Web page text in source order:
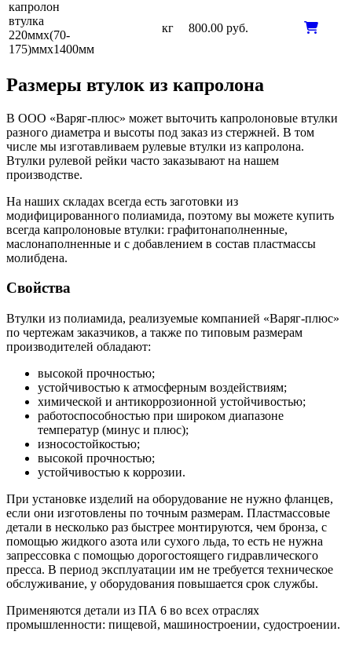
капролон
втулка
220ммх(70-
175)ммх1400мм
кг 800.00 руб.
Размеры втулок из капролона
В ООО «Варяг-плюс» может выточить капролоновые втулки
разного диаметра и высоты под заказ из стержней. В том
числе мы изготавливаем рулевые втулки из капролона.
Втулки рулевой рейки часто заказывают на нашем
производстве.
На наших складах всегда есть заготовки из
модифицированного полиамида, поэтому вы можете купить
всегда капролоновые втулки: графитонаполненные,
маслонаполненные и с добавлением в состав пластмассы
молибдена.
Свойства
Втулки из полиамида, реализуемые компанией «Варяг-плюс»
по чертежам заказчиков, а также по типовым размерам
производителей обладают:
высокой прочностью;
устойчивостью к атмосферным воздействиям;
химической и антикоррозионной устойчивостью;
работоспособностью при широком диапазоне
температур (минус и плюс);
износостойкостью;
высокой прочностью;
устойчивостью к коррозии.
При установке изделий на оборудование не нужно фланцев,
если они изготовлены по точным размерам. Пластмассовые
детали в несколько раз быстрее монтируются, чем бронза, с
помощью жидкого азота или сухого льда, то есть не нужна
запрессовка с помощью дорогостоящего гидравлического
пресса. В период эксплуатации им не требуется техническое
обслуживание, у оборудования повышается срок службы.
Применяются детали из ПА 6 во всех отраслях
промышленности: пищевой, машиностроении, судостроении.